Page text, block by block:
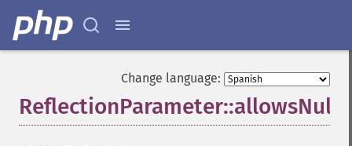
Change language:
ReflectionParameter::allowsNull